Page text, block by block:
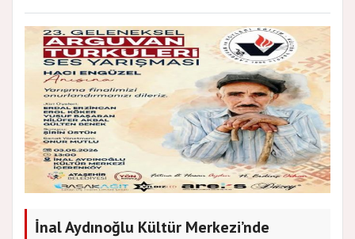
İnal Aydınoğlu Kültür Merkezi’nde